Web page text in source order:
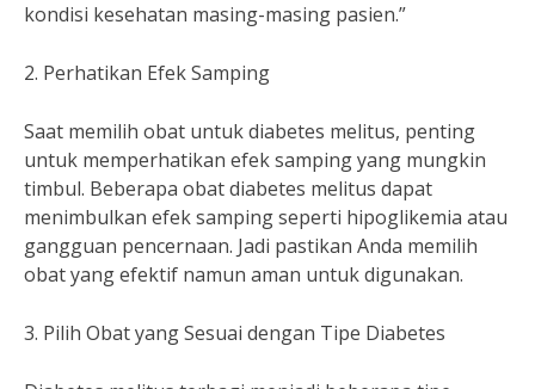
kondisi kesehatan masing-masing pasien.”
2. Perhatikan Efek Samping
Saat memilih obat untuk diabetes melitus, penting
untuk memperhatikan efek samping yang mungkin
timbul. Beberapa obat diabetes melitus dapat
menimbulkan efek samping seperti hipoglikemia atau
gangguan pencernaan. Jadi pastikan Anda memilih
obat yang efektif namun aman untuk digunakan.
3. Pilih Obat yang Sesuai dengan Tipe Diabetes